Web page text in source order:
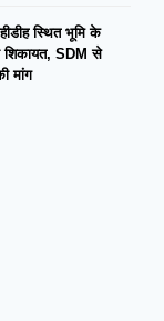
स्थित भूमि के
शिकायत, SDM से
मांग